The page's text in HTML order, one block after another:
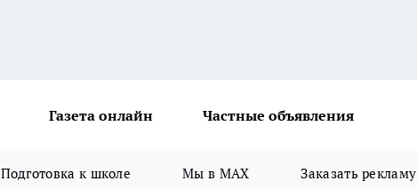
Газета онлайн Частные объявления
Подготовка к школе Мы в MAX Заказать рекламу